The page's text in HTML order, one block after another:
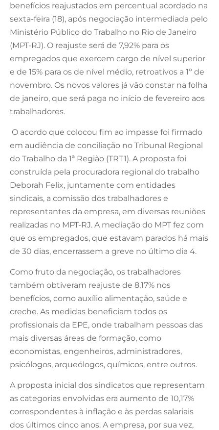
benefícios reajustados em percentual acordado na
sexta-feira (18), após negociação intermediada pelo
Ministério Público do Trabalho no Rio de Janeiro
(MPT-RJ). O reajuste será de 7,92% para os
empregados que exercem cargo de nível superior
e de 15% para os de nível médio, retroativos a 1º de
novembro. Os novos valores já vão constar na folha
de janeiro, que será paga no início de fevereiro aos
trabalhadores.
O acordo que colocou fim ao impasse foi firmado
em audiência de conciliação no Tribunal Regional
do Trabalho da 1ª Região (TRT1). A proposta foi
construída pela procuradora regional do trabalho
Deborah Felix, juntamente com entidades
sindicais, a comissão dos trabalhadores e
representantes da empresa, em diversas reuniões
realizadas no MPT-RJ. A mediação do MPT fez com
que os empregados, que estavam parados há mais
de 30 dias, encerrassem a greve no último dia 4.
Como fruto da negociação, os trabalhadores
também obtiveram reajuste de 8,17% nos
benefícios, como auxílio alimentação, saúde e
creche. As medidas beneficiam todos os
profissionais da EPE, onde trabalham pessoas das
mais diversas áreas de formação, como
economistas, engenheiros, administradores,
psicólogos, arqueólogos, químicos, entre outros.
A proposta inicial dos sindicatos que representam
as categorias envolvidas era aumento de 10,17%
correspondentes à inflação e às perdas salariais
dos últimos cinco anos. A empresa, por sua vez,